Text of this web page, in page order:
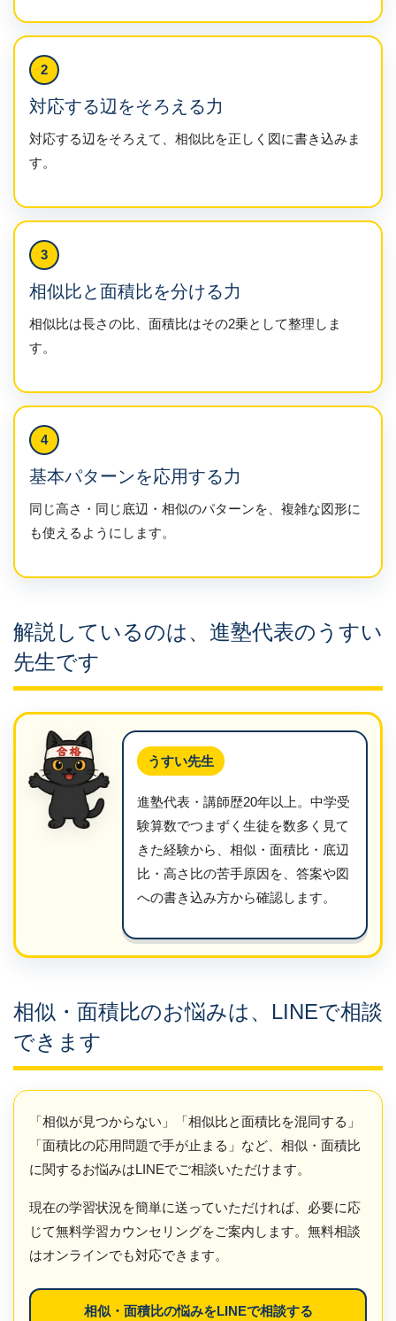
2
対応する辺をそろえる力
対応する辺をそろえて、相似比を正しく図に書き込みま
す。
3
相似比と面積比を分ける力
相似比は長さの比、面積比はその2乗として整理しま
す。
4
基本パターンを応用する力
同じ高さ・同じ底辺・相似のパターンを、複雑な図形に
も使えるようにします。
解説しているのは、進塾代表のうすい
先生です
うすい先生
進塾代表・講師歴20年以上。中学受
験算数でつまずく生徒を数多く見て
きた経験から、相似・面積比・底辺
比・高さ比の苦手原因を、答案や図
への書き込み方から確認します。
相似・面積比のお悩みは、LINEで相談
できます
「相似が見つからない」「相似比と面積比を混同する」
「面積比の応用問題で手が止まる」など、相似・面積比
に関するお悩みはLINEでご相談いただけます。
現在の学習状況を簡単に送っていただければ、必要に応
じて無料学習カウンセリングをご案内します。無料相談
はオンラインでも対応できます。
相似・面積比の悩みをLINEで相談する